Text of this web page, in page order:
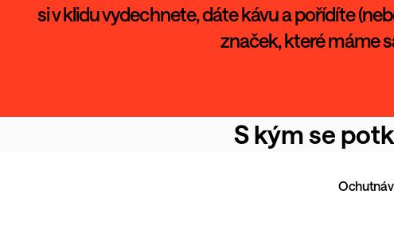
si v klidu vydechnete, dáte kávu a pořídíte
značek, které máme
S kým se